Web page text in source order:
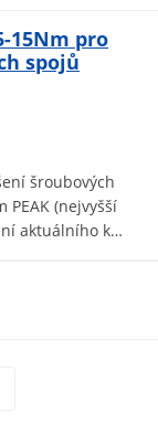
15Nm pro
spojů
šroubových
(nejvyšší
aktuálního k…